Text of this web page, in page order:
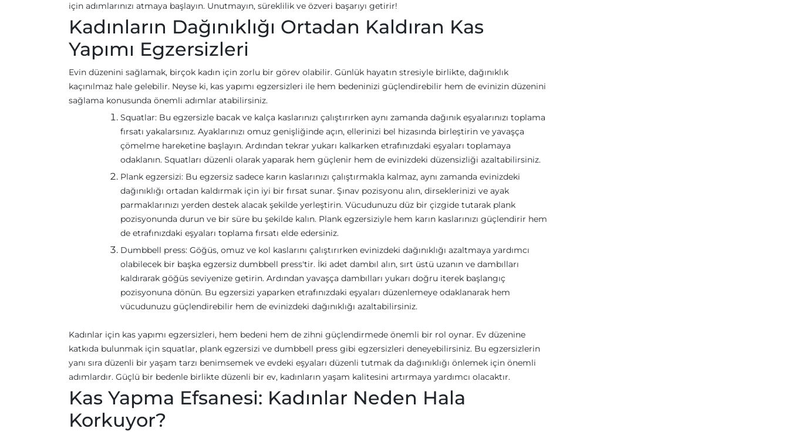
için adımlarınızı atmaya başlayın. Unutmayın, süreklilik ve özveri başarıyı getirir!
Kadınların Dağınıklığı Ortadan Kaldıran Kas
Yapımı Egzersizleri
Evin düzenini sağlamak, birçok kadın için zorlu bir görev olabilir. Günlük hayatın stresiyle birlikte, dağınıklık
kaçınılmaz hale gelebilir. Neyse ki, kas yapımı egzersizleri ile hem bedeninizi güçlendirebilir hem de evinizin düzenini
sağlama konusunda önemli adımlar atabilirsiniz.
Squatlar: Bu egzersizle bacak ve kalça kaslarınızı çalıştırırken aynı zamanda dağınık eşyalarınızı toplama
fırsatı yakalarsınız. Ayaklarınızı omuz genişliğinde açın, ellerinizi bel hizasında birleştirin ve yavaşça
çömelme hareketine başlayın. Ardından tekrar yukarı kalkarken etrafınızdaki eşyaları toplamaya
odaklanın. Squatları düzenli olarak yaparak hem güçlenir hem de evinizdeki düzensizliği azaltabilirsiniz.
Plank egzersizi: Bu egzersiz sadece karın kaslarınızı çalıştırmakla kalmaz, aynı zamanda evinizdeki
dağınıklığı ortadan kaldırmak için iyi bir fırsat sunar. Şınav pozisyonu alın, dirseklerinizi ve ayak
parmaklarınızı yerden destek alacak şekilde yerleştirin. Vücudunuzu düz bir çizgide tutarak plank
pozisyonunda durun ve bir süre bu şekilde kalın. Plank egzersiziyle hem karın kaslarınızı güçlendirir hem
de etrafınızdaki eşyaları toplama fırsatı elde edersiniz.
Dumbbell press: Göğüs, omuz ve kol kaslarını çalıştırırken evinizdeki dağınıklığı azaltmaya yardımcı
olabilecek bir başka egzersiz dumbbell press'tir. İki adet dambıl alın, sırt üstü uzanın ve dambılları
kaldırarak göğüs seviyenize getirin. Ardından yavaşça dambılları yukarı doğru iterek başlangıç
pozisyonuna dönün. Bu egzersizi yaparken etrafınızdaki eşyaları düzenlemeye odaklanarak hem
vücudunuzu güçlendirebilir hem de evinizdeki dağınıklığı azaltabilirsiniz.
Kadınlar için kas yapımı egzersizleri, hem bedeni hem de zihni güçlendirmede önemli bir rol oynar. Ev düzenine
katkıda bulunmak için squatlar, plank egzersizi ve dumbbell press gibi egzersizleri deneyebilirsiniz. Bu egzersizlerin
yanı sıra düzenli bir yaşam tarzı benimsemek ve evdeki eşyaları düzenli tutmak da dağınıklığı önlemek için önemli
adımlardır. Güçlü bir bedenle birlikte düzenli bir ev, kadınların yaşam kalitesini artırmaya yardımcı olacaktır.
Kas Yapma Efsanesi: Kadınlar Neden Hala
Korkuyor?